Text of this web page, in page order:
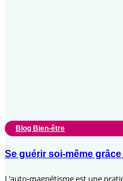
Blog Bien-être
Se guérir soi-même
L’auto-magnétisme est une